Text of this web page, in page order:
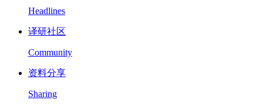
Headlines
译研社区
Community
资料分享
Sharing